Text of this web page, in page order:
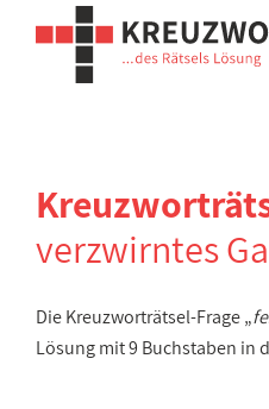
verzwirntes
Die Kreuzworträtsel-Frage „
Lösung mit 9 Buchstaben in